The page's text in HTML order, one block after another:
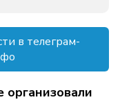
в телеграм-